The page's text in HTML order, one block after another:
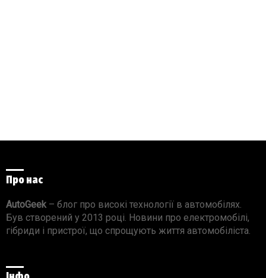
Про нас
AutoGeek – блог про високі технології в автомобілях.
Був створений у 2013 році. Новини про електромобілі,
гібриди і пристрої, що спрощують життя автомобіліста.